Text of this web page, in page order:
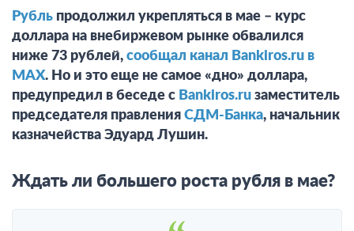
Рубль продолжил укрепляться в мае – курс
доллара на внебиржевом рынке обвалился
ниже 73 рублей, сообщал канал Bankiros.ru в
MAX. Но и это еще не самое «дно» доллара,
предупредил в беседе с Bankiros.ru заместитель
председателя правления СДМ-Банка, начальник
казначейства Эдуард Лушин.
Ждать ли большего роста рубля в мае?